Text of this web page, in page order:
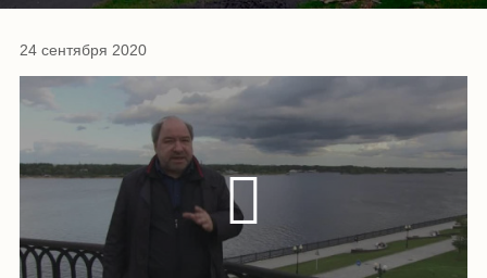
24 сентября 2020